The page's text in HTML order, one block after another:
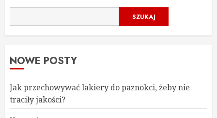
SZUKAJ
NOWE POSTY
Jak przechowywać lakiery do paznokci, żeby nie
traciły jakości?